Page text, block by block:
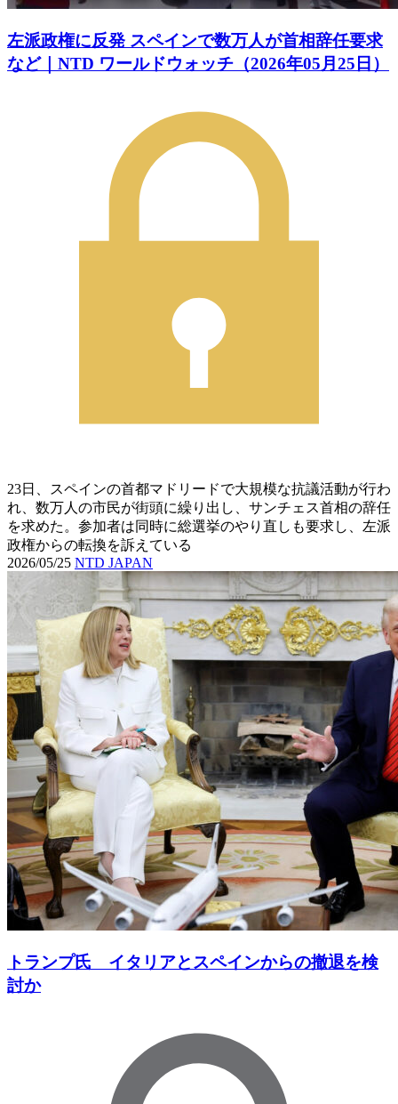
左派政権に反発 スペインで数万人が首相辞任要求
など｜NTD ワールドウォッチ（2026年05月25日）
23日、スペインの首都マドリードで大規模な抗議活動が行わ
れ、数万人の市民が街頭に繰り出し、サンチェス首相の辞任
を求めた。参加者は同時に総選挙のやり直しも要求し、左派
政権からの転換を訴えている
2026/05/25 NTD JAPAN
トランプ氏 イタリアとスペインからの撤退を検
討か